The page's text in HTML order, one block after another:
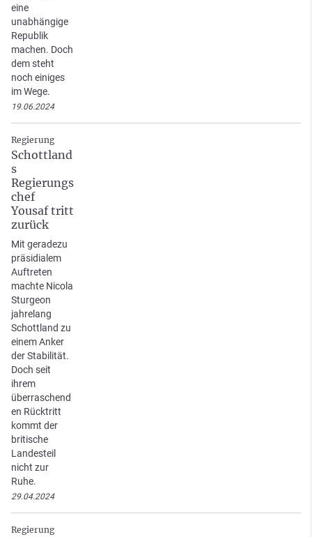
eine
unabhängige
Republik
machen. Doch
dem steht
noch einiges
im Wege.
19.06.2024
Regierung
Schottland
s
Regierungs
chef
Yousaf tritt
zurück
Mit geradezu
präsidialem
Auftreten
machte Nicola
Sturgeon
jahrelang
Schottland zu
einem Anker
der Stabilität.
Doch seit
ihrem
überraschend
en Rücktritt
kommt der
britische
Landesteil
nicht zur
Ruhe.
29.04.2024
Regierung